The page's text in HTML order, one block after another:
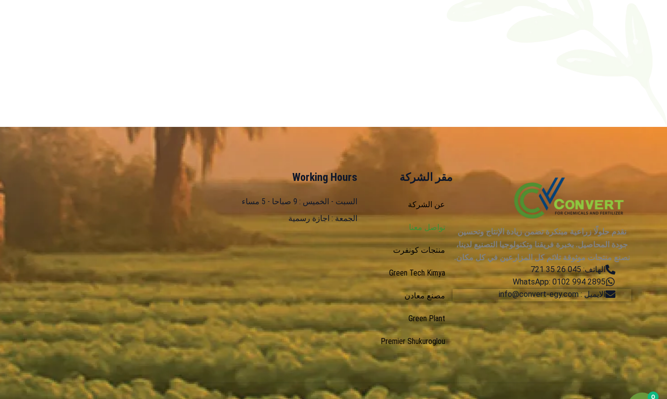
نقدم حلولًا زراعية مبتكرة تضمن زيادة الإنتاج وتحسين
جودة المحاصيل. بخبرة فريقنا وتكنولوجيا التصنيع لدينا،
نصنع منتجات موثوقة تلائم كل المزارعين في كل مكان.
الهاتف: 045 26 35 721
WhatsApp: 0102 994 2895
الايميل : info@convert-egy.com
مقر الشركة
عن الشركة
تواصل معنا
منتجات كونفرت
Green Tech Kimya
مصنع معادن
Green Plant
Premier Shukuroglou
Working Hours
السبت - الخميس : 9 صباحا - 5 مساء
الجمعة : اجازة رسمية
0